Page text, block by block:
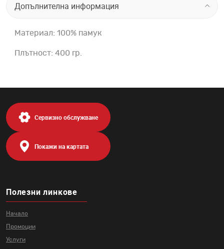
Допълнителна информация
Материал: 100% памук
Плътност: 400 гр.
Полезни линкове
Начало
Промоции
Услуги
Сервизно обслужване
Покажи на картата